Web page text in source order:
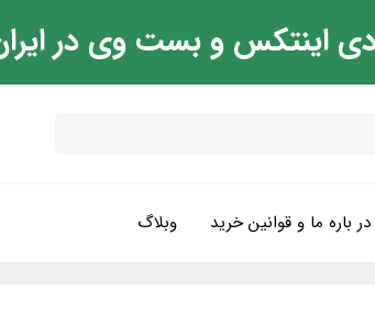
اینتکس و بست وی در
در باره ما و قوانین خرید وبلاگ